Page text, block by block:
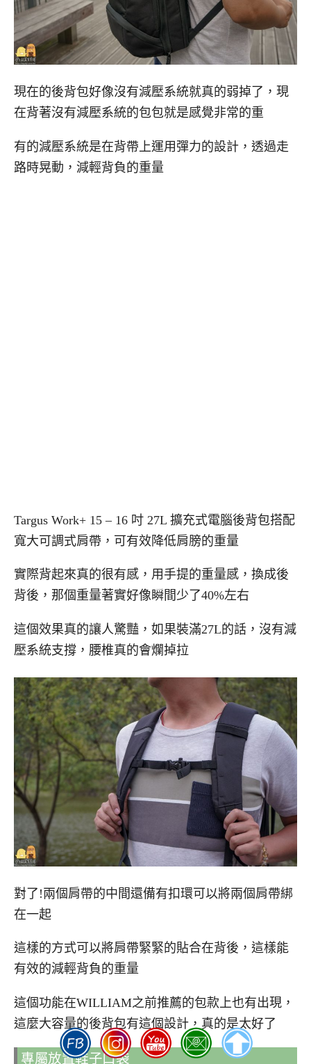
現在的後背包好像沒有減壓系統就真的弱掉了，現
在背著沒有減壓系統的包包就是感覺非常的重
有的減壓系統是在背帶上運用彈力的設計，透過走
路時晃動，減輕背負的重量
Targus Work+ 15 – 16 吋 27L 擴充式電腦後背包搭配
寬大可調式肩帶，可有效降低肩膀的重量
實際背起來真的很有感，用手提的重量感，換成後
背後，那個重量著實好像瞬間少了40%左右
這個效果真的讓人驚豔，如果裝滿27L的話，沒有減
壓系統支撐，腰椎真的會爛掉拉
對了!兩個肩帶的中間還備有扣環可以將兩個肩帶綁
在一起
這樣的方式可以將肩帶緊緊的貼合在背後，這樣能
有效的減輕背負的重量
這個功能在WILLIAM之前推薦的包款上也有出現，
這麼大容量的後背包有這個設計，真的是太好了
專屬放置鞋子口袋